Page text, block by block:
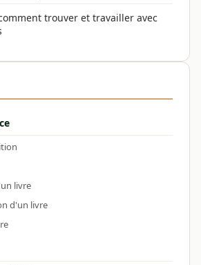
trouver et travailler avec
livre
d'un livre